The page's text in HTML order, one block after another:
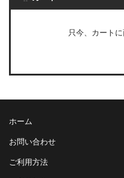
只今、カートに
ホーム
お問い合わせ
ご利用方法